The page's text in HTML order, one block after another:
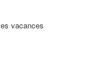
vacances